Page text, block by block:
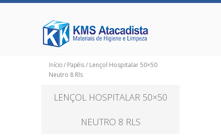
Início/ Papéis/ Lençol Hospitalar 50×50
Neutro 8 Rls
LENÇOL HOSPITALAR 50×50
NEUTRO 8 RLS